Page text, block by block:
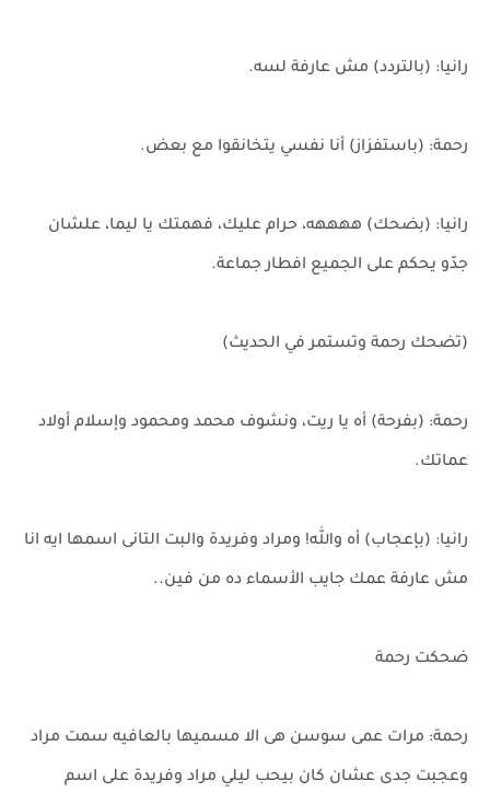
رانيا: (بالتردد) مش عارفة لسه.
رحمة: (باستفزاز) أنا نفسي يتخانقوا مع بعض.
رانيا: (بضحك) ههههه، حرام عليك، فهمتك يا ليما، علشان
جدّو يحكم على الجميع افطار جماعة.
(تضحك رحمة وتستمر في الحديث)
رحمة: (بفرحة) أه يا ريت، ونشوف محمد ومحمود وإسلام أولاد
عماتك.
رانيا: (بإعجاب) أه والله! ومراد وفريدة والبت التانى اسمها ايه انا
مش عارفة عمك جايب الأسماء ده من فين..
ضحكت رحمة
رحمة: مرات عمى سوسن هى الا مسميها بالعافيه سمت مراد
وعجبت جدى عشان كان بيحب ليلي مراد وفريدة على اسم